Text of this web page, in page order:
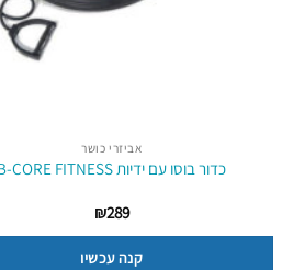
אביזרי כושר
כדור בוסו עם ידיות B-CORE FITNESS
₪289
קנה עכשיו